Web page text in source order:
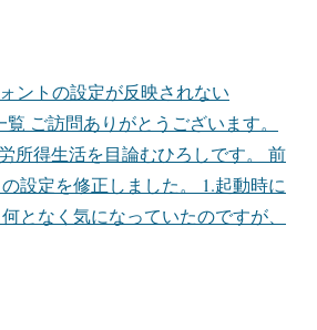
ントの設定が反映されない
ご訪問ありがとうございます。
所得生活を目論むひろしです。 前
設定を修正しました。 1.起動時に
となく気になっていたのですが、